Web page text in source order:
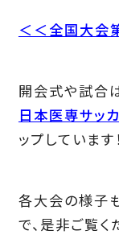
＜＜全国大会
開会式や試合
日本医専サ
ップしています！
各大会の様子
で、是非ご覧く